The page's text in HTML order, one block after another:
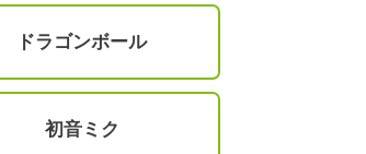
ドラゴンボール
初音ミク